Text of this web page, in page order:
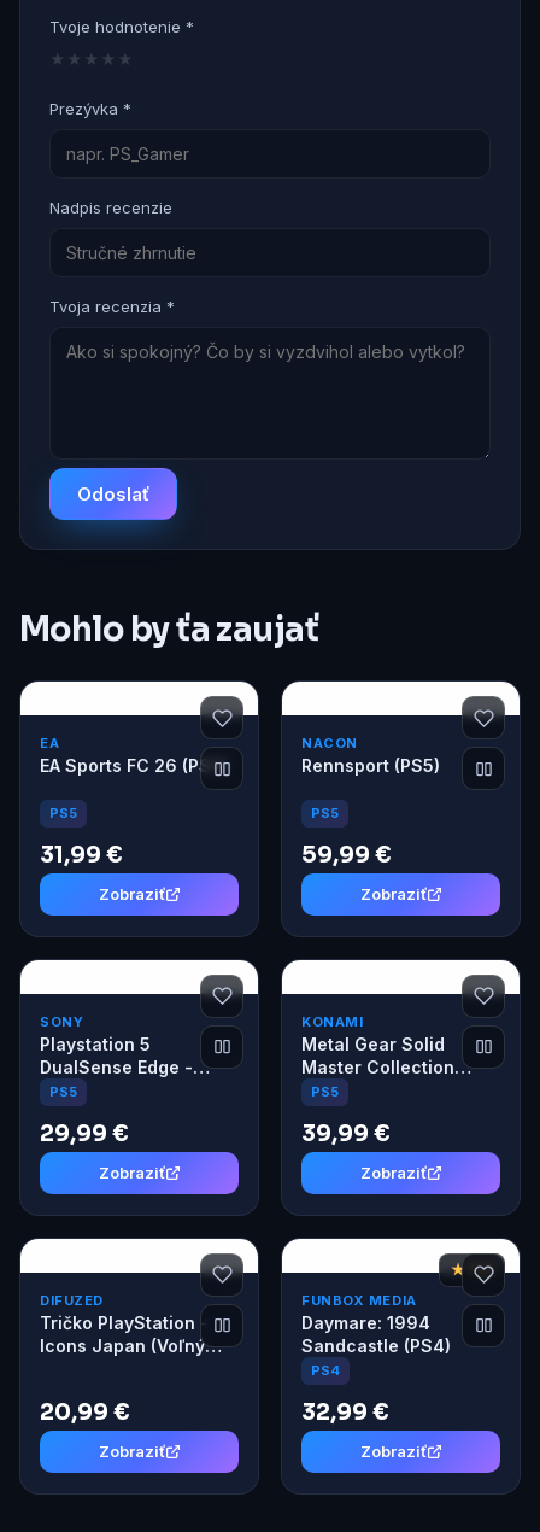
Tvoje hodnotenie *
★
★
★
★
★
Prezývka *
Nadpis recenzie
Tvoja recenzia *
Odoslať
Mohlo by ťa zaujať
EA
EA Sports FC 26 (PS5)
PS5
31,99 €
Zobraziť
NACON
Rennsport (PS5)
PS5
59,99 €
Zobraziť
SONY
Playstation 5
DualSense Edge -
Replaceable Stick
modules
PS5
29,99 €
Zobraziť
KONAMI
Metal Gear Solid
Master Collection
Volume 2 (PS5)
PS5
39,99 €
Zobraziť
DIFUZED
Tričko PlayStation -
Icons Japan (Voľný
20,99 €
Zobraziť
★ 7,2
FUNBOX MEDIA
Daymare: 1994
Sandcastle (PS4)
PS4
32,99 €
Zobraziť